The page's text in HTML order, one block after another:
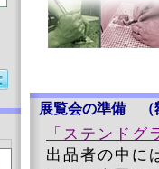
展覧会の準備 （
「ステンド
出品者の中に